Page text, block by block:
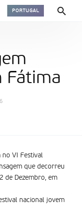
PORTUGAL
Fátima
no VI Festival
que decorreu
de Dezembro, em
nacional jovem